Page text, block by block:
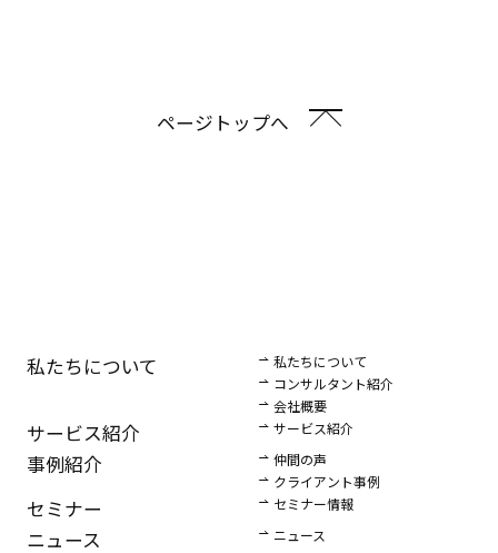
ページトップへ
私たちについて
私たちについて
コンサルタント紹介
会社概要
サービス紹介 サービス紹介
事例紹介
仲間の声
クライアント事例
セミナー セミナー情報
ニュース ニュース